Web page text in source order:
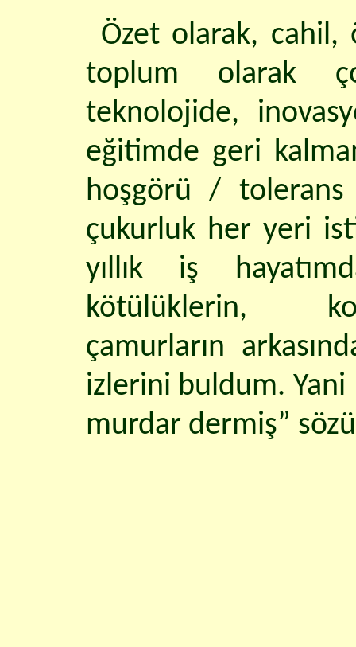
Özet olarak, cahil,
toplum olarak
teknolojide,
eğitimde geri
hoşgörü / tolerans
çukurluk her yeri
yıllık iş
kötülüklerin,
çamurların
izlerini buldum.
murdar dermiş”